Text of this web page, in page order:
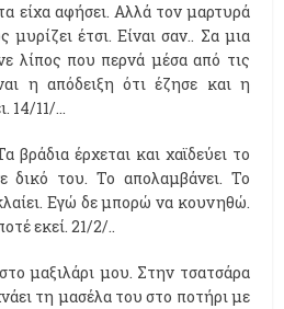
είχα αφήσει. Αλλά τον μαρτυρά
έτσι. Είναι σαν.. Σα μια
λίπος που περνά μέσα από τις
η απόδειξη ότι έζησε και η
14/11/…
βράδια έρχεται και χαϊδεύει το
δικό του. Το απολαμβάνει. Το
Εγώ δε μπορώ να κουνηθώ.
εκεί. 21/2/..
μαξιλάρι μου. Στην τσατσάρα
τη μασέλα του στο ποτήρι με